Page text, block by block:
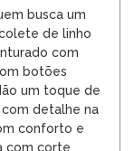
busca um
de linho
com
botões
um toque de
detalhe na
conforto e
com corte